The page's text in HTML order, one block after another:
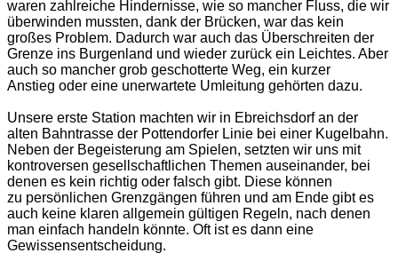
waren zahlreiche Hindernisse, wie so mancher Fluss, die wir
überwinden mussten, dank der Brücken, war das kein
großes Problem. Dadurch war auch das Überschreiten der
Grenze ins Burgenland und wieder zurück ein Leichtes. Aber
auch so mancher grob geschotterte Weg, ein kurzer
Anstieg oder eine unerwartete Umleitung gehörten dazu.
Unsere erste Station machten wir in Ebreichsdorf an der
alten Bahntrasse der Pottendorfer Linie bei einer Kugelbahn.
Neben der Begeisterung am Spielen, setzten wir uns mit
kontroversen gesellschaftlichen Themen auseinander, bei
denen es kein richtig oder falsch gibt. Diese können
zu persönlichen Grenzgängen führen und am Ende gibt es
auch keine klaren allgemein gültigen Regeln, nach denen
man einfach handeln könnte. Oft ist es dann eine
Gewissensentscheidung.